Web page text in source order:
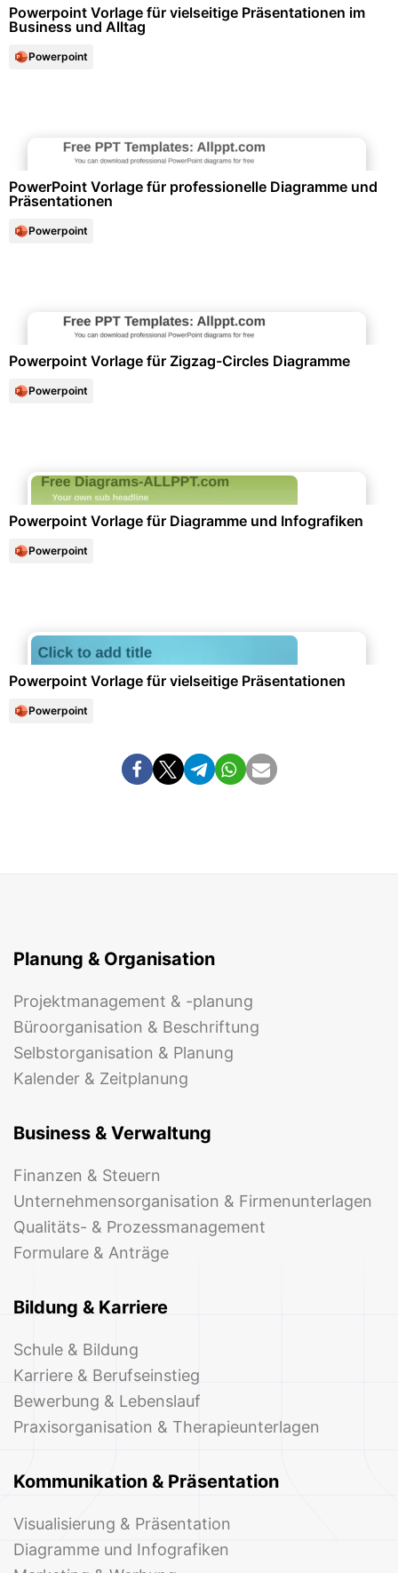
Powerpoint Vorlage für vielseitige Präsentationen im
Business und Alltag
Powerpoint
PowerPoint Vorlage für professionelle Diagramme und
Präsentationen
Powerpoint
Powerpoint Vorlage für Zigzag-Circles Diagramme
Powerpoint
Powerpoint Vorlage für Diagramme und Infografiken
Powerpoint
Powerpoint Vorlage für vielseitige Präsentationen
Powerpoint
Planung & Organisation
Projektmanagement & -planung
Büroorganisation & Beschriftung
Selbstorganisation & Planung
Kalender & Zeitplanung
Business & Verwaltung
Finanzen & Steuern
Unternehmensorganisation & Firmenunterlagen
Qualitäts- & Prozessmanagement
Formulare & Anträge
Bildung & Karriere
Schule & Bildung
Karriere & Berufseinstieg
Bewerbung & Lebenslauf
Praxisorganisation & Therapieunterlagen
Kommunikation & Präsentation
Visualisierung & Präsentation
Diagramme und Infografiken